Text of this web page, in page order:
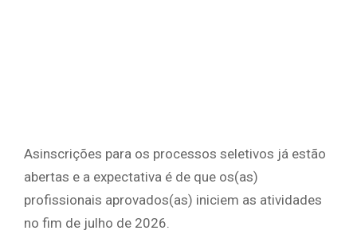
Asinscrições para os processos seletivos já estão
abertas e a expectativa é de que os(as)
profissionais aprovados(as) iniciem as atividades
no fim de julho de 2026.